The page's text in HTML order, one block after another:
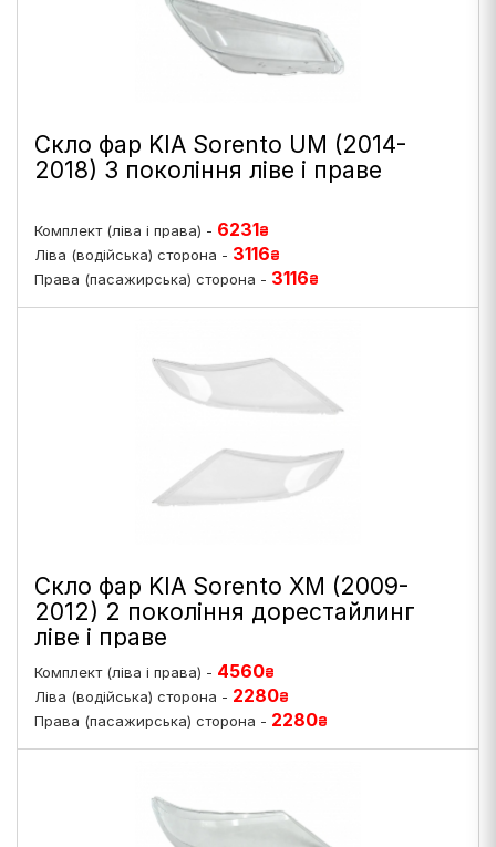
Скло фар KIA Sorento UM (2014-
2018) 3 покоління ліве і праве
Комплект (ліва і права) - 6231₴
Ліва (водійська) сторона - 3116₴
Права (пасажирська) сторона - 3116₴
Скло фар KIA Sorento XM (2009-
2012) 2 покоління дорестайлинг
ліве і праве
Комплект (ліва і права) - 4560₴
Ліва (водійська) сторона - 2280₴
Права (пасажирська) сторона - 2280₴